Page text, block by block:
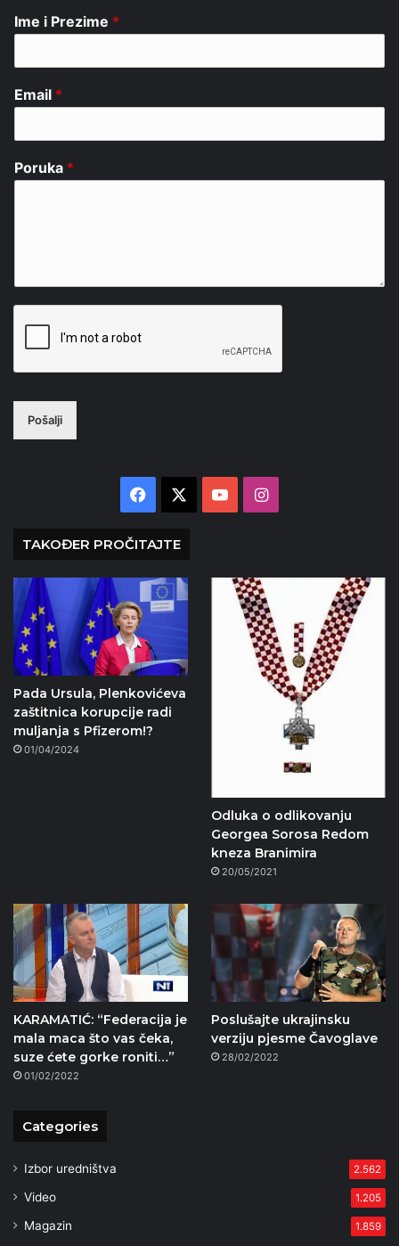
Ime i Prezime *
Email *
Poruka *
Pošalji
Facebook YouTubeInstagram
TAKOĐER PROČITAJTE
Pada Ursula, Plenkovićeva
zaštitnica korupcije radi
muljanja s Pfizerom!?
01/04/2024
Odluka o odlikovanju
Georgea Sorosa Redom
kneza Branimira
20/05/2021
KARAMATIĆ: “Federacija je
mala maca što vas čeka,
suze ćete gorke roniti…”
01/02/2022
Poslušajte ukrajinsku
verziju pjesme Čavoglave
28/02/2022
Categories
Izbor uredništva 2.562
Video 1.205
Magazin 1.859